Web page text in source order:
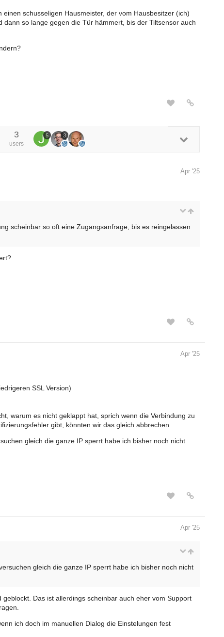
schusseligen Hausmeister, der vom Hausbesitzer (ich)
so lange gegen die Tür hämmert, bis der Tiltsensor auch
3
users
5 3
Apr '25
scheinbar so oft eine Zugangsanfrage, bis es reingelassen
Apr '25
SSL Version)
warum es nicht geklappt hat, sprich wenn die Verbindung zu
gibt, könnten wir das gleich abbrechen …
gleich die ganze IP sperrt habe ich bisher noch nicht
Apr '25
gleich die ganze IP sperrt habe ich bisher noch nicht
Das ist allerdings scheinbar auch eher vom Support
ich doch im manuellen Dialog die Einstelungen fest